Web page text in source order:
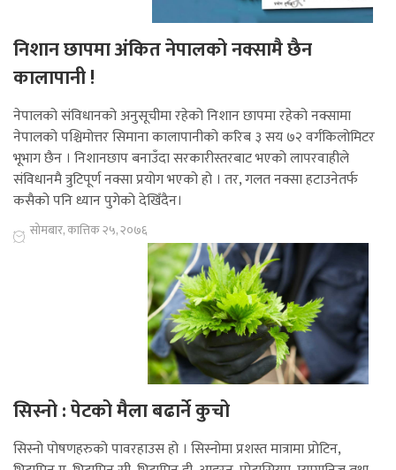
निशान छापमा अंकित नेपालको नक्सामै छैन
कालापानी !
नेपालको संविधानको अनुसूचीमा रहेको निशान छापमा रहेको नक्सामा
नेपालको पश्चिमोत्तर सिमाना कालापानीको करिब ३ सय ७२ वर्गकिलोमिटर
भूभाग छैन । निशानछाप बनाउँदा सरकारीस्तरबाट भएको लापरवाहीले
संविधानमै त्रुटिपूर्ण नक्सा प्रयोग भएको हो । तर, गलत नक्सा हटाउनेतर्फ
कसैको पनि ध्यान पुगेको देखिँदैन।
सोमबार, कात्तिक २५, २०७६
सिस्नो : पेटको मैला बढार्ने कुचो
सिस्नो पोषणहरुको पावरहाउस हो । सिस्नोमा प्रशस्त मात्रामा प्रोटिन,